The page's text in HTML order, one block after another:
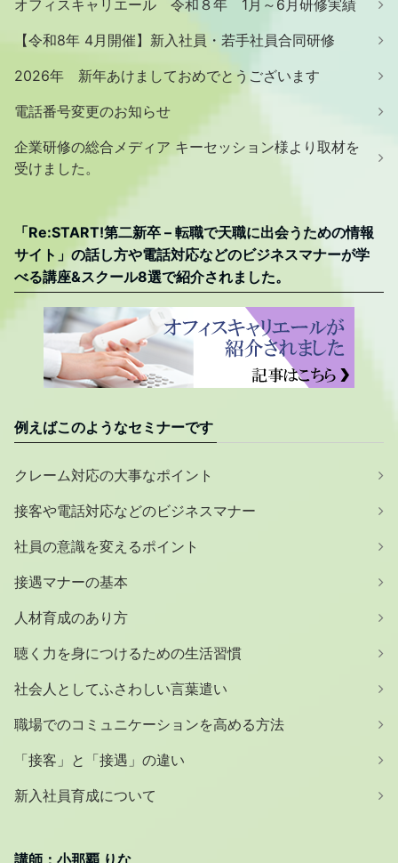
オフィスキャリエール 令和８年 1月～6月研修実績
【令和8年 4月開催】新入社員・若手社員合同研修
2026年 新年あけましておめでとうございます
電話番号変更のお知らせ
企業研修の総合メディア キーセッション様より取材を
受けました。
「Re:START!第二新卒 – 転職で天職に出会うための情報
サイト」の話し方や電話対応などのビジネスマナーが学
べる講座&スクール8選で紹介されました。
例えばこのようなセミナーです
クレーム対応の大事なポイント
接客や電話対応などのビジネスマナー
社員の意識を変えるポイント
接遇マナーの基本
人材育成のあり方
聴く力を身につけるための生活習慣
社会人としてふさわしい言葉遣い
職場でのコミュニケーションを高める方法
「接客」と「接遇」の違い
新入社員育成について
講師：小那覇 りな